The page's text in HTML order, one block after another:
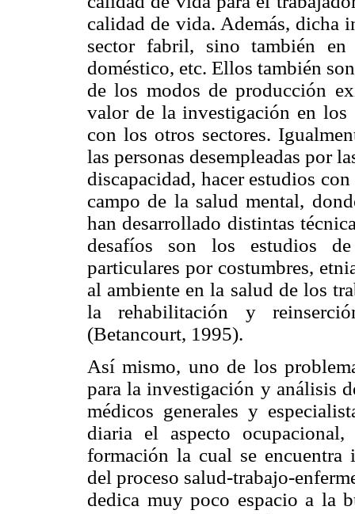
calidad de vida. Además, dicha
sector fabril, sino también
doméstico, etc. Ellos también
de los modos de producción
valor de la investigación en
con los otros sectores.
las personas desempleadas por
discapacidad, hacer estudios
campo de la salud mental,
han desarrollado distintas
desafíos son los estudios
particulares por costumbres,
al ambiente en la salud de los
la rehabilitación y
(Betancourt, 1995).
Así mismo, uno de los
para la investigación y análisis
médicos generales y
diaria el aspecto
formación la cual se
del proceso salud-trabajo-
dedica muy poco espacio a la